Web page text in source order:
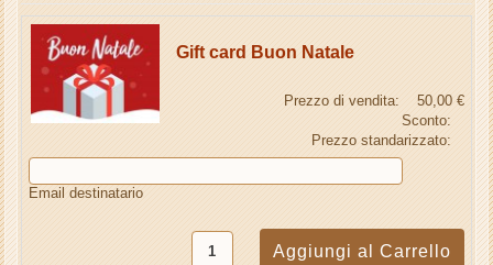
Gift card Buon Natale
Prezzo di vendita:
50,00 €
Sconto:
Prezzo standarizzato:
Email destinatario